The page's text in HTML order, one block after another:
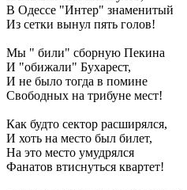
В Одессе "Интер" знаменитый
Из сетки вынул пять голов!
Мы " били" сборную Пекина
И "обижали" Бухарест,
И не было тогда в помине
Свободных на трибуне мест!
Как будто сектор расширялся,
И хоть на место был билет,
На это место умудрялся
Фанатов втиснуться квартет!